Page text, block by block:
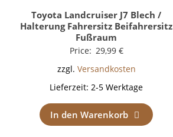
Toyota Landcruiser J7 Blech /
Halterung Fahrersitz Beifahrersitz
Fußraum
Price: 29,99 €
zzgl. Versandkosten
Lieferzeit:2-5 Werktage
In den Warenkorb